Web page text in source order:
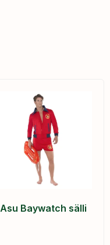
Asu Baywatch sälli